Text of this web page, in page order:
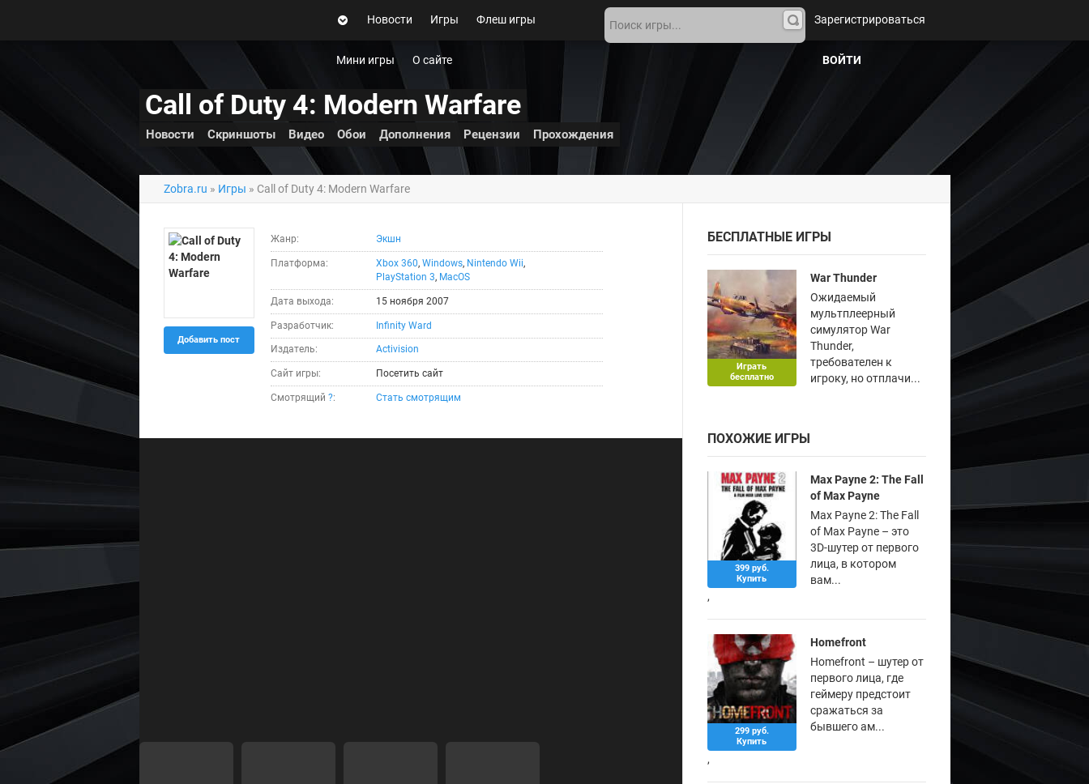
т
м
ы
Новости Игры Флеш игры
Мини игры О сайте
На
йти
Зарегистрироваться
ВОЙТИ
Call of Duty 4: Modern Warfare
Новости Скриншоты Видео Обои Дополнения Рецензии Прохождения
Zobra.ru » Игры » Call of Duty 4: Modern Warfare
Жанр: Экшн
Платформа: Xbox 360, Windows, Nintendo Wii,
PlayStation 3, MacOS
Дата выхода: 15 ноября 2007
Разработчик: Infinity Ward
Издатель: Activision
Сайт игры: Посетить сайт
Смотрящий ?: Стать смотрящим
Добавить пост
БЕСПЛАТНЫЕ ИГРЫ
Играть
бесплатно
War Thunder
Ожидаемый
мультплеерный
симулятор War
Thunder,
требователен к
игроку, но отплачи...
ПОХОЖИЕ ИГРЫ
399 руб.
Купить
,
Max Payne 2: The Fall
of Max Payne
Max Payne 2: The Fall
of Max Payne – это
3D-шутер от первого
лица, в котором
вам...
299 руб.
Купить
,
Homefront
Homefront – шутер от
первого лица, где
геймеру предстоит
сражаться за
бывшего ам...